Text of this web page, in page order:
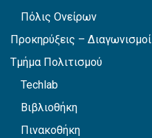
Πόλις Ονείρων
Προκηρύξεις – Διαγωνισμοί
Τμήμα Πολιτισμού
Techlab
Βιβλιοθήκη
Πινακοθήκη